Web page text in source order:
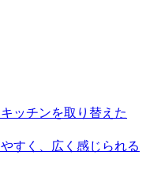
ッチンを取り替えた
すく、広く感じられる